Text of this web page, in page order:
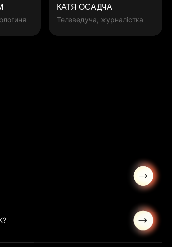
КАТЯ ОСАДЧА
Телеведуча, журналістка